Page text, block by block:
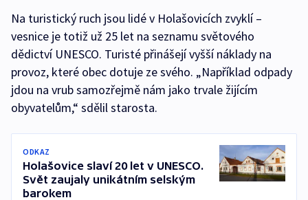
Na turistický ruch jsou lidé v Holašovicích zvyklí –
vesnice je totiž už 25 let na seznamu světového
dědictví UNESCO. Turisté přinášejí vyšší náklady na
provoz, které obec dotuje ze svého. „Například odpady
jdou na vrub samozřejmě nám jako trvale žijícím
obyvatelům,“ sdělil starosta.
ODKAZ
Holašovice slaví 20 let v UNESCO.
Svět zaujaly unikátním selským
barokem